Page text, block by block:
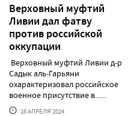
Верховный муфтий
Ливии дал фатву
против российской
оккупации
Верховный муфтий Ливии д-р
Садык аль-Гарьяни
охарактеризовал российское
военное присутствие в......
28 АПРЕЛЯ'2024